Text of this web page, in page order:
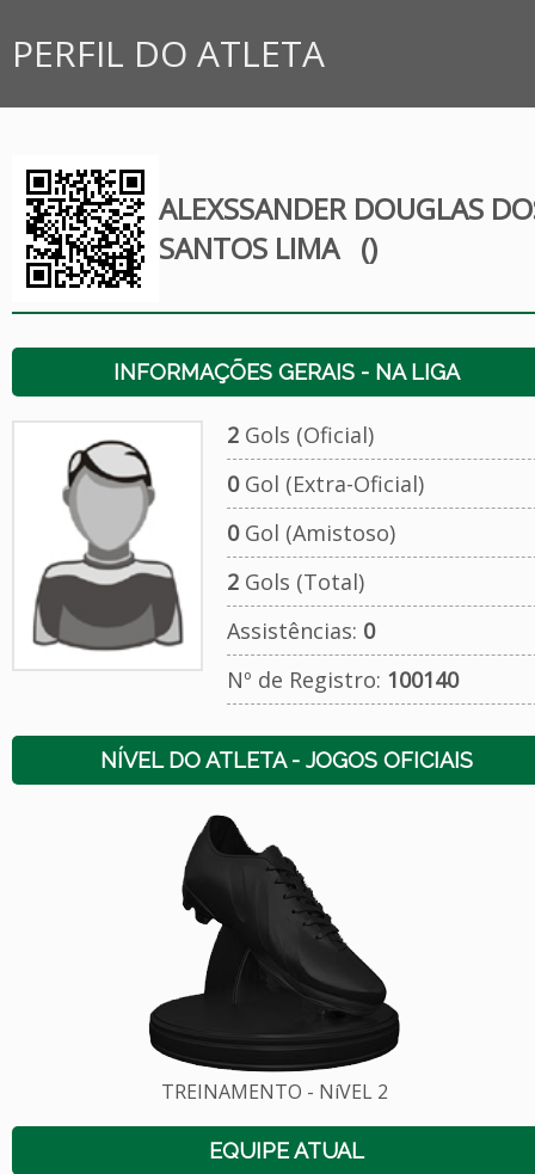
PERFIL DO ATLETA
ALEXSSANDER DOUGLAS
SANTOS LIMA ()
INFORMAÇÕES GERAIS - NA LIGA
2Gols (Oficial)
0Gol (Extra-Oficial)
0Gol (Amistoso)
2Gols (Total)
Assistências: 0
Nº de Registro: 100140
NÍVEL DO ATLETA - JOGOS OFICIAIS
TREINAMENTO - NíVEL 2
EQUIPE ATUAL